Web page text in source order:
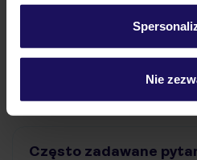
Nie
Ważne informacje
Często zadawane